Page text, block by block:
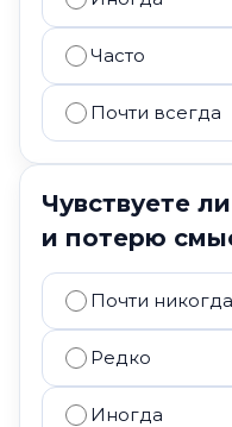
Часто
Почти всегда
Чувствуете
и потерю
Почти никогда
Редко
Иногда